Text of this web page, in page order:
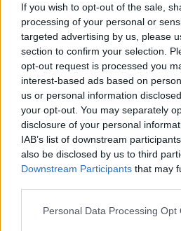
If you wish to opt-out of the sale,
processing of your personal or
targeted advertising by us, please
section to confirm your selection.
opt-out request is processed you
interest-based ads based on
us or personal information
your opt-out. You may separately
disclosure of your personal
IAB’s list of downstream
also be disclosed by us to third
Downstream Participants that may
Personal Data Processing Opt
Δύο μαύρα πουκάμισα
Μαρκέλλας φέρνει κι ένα
από την Κρήτη
02:57 09-08-2026